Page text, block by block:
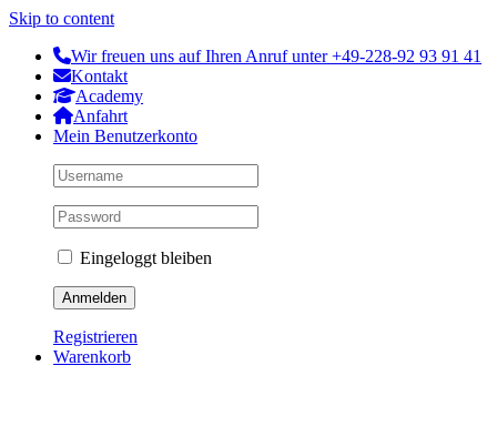
Skip to content
Wir freuen uns auf Ihren Anruf unter +49-228-92 93 91 41
Kontakt
Academy
Anfahrt
Mein Benutzerkonto
Eingeloggt bleiben
Registrieren
Warenkorb